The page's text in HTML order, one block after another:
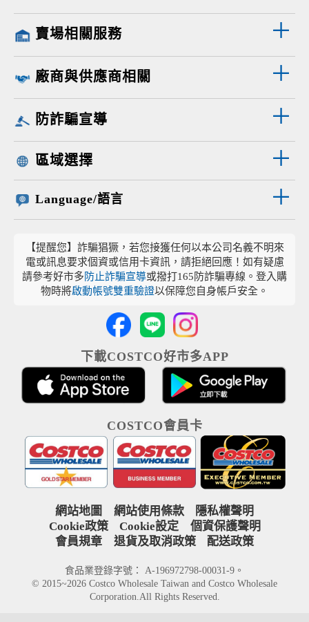
賣場相關服務
廠商與供應商相關
防詐騙宣導
區域選擇
Language/語言
【提醒您】詐騙猖獗，若您接獲任何以本公司名義不明來
電或訊息要求個資或信用卡資訊，請拒絕回應！如有疑慮
請參考好市多 防止詐騙宣導或撥打165防詐騙專線。登入購
物時將啟動帳號雙重驗證以保障您自身帳戶安全。
下載COSTCO好市多APP
COSTCO會員卡
網站地圖 網站使用條款
隱私權聲明
Cookie政策
Cookie設定
個資保護聲明
會員規章
退貨及取消政策 配送政策
食品業登錄字號： A-196972798-00031-9。
© 2015~2026 Costco Wholesale Taiwan and Costco Wholesale
Corporation.All Rights Reserved.